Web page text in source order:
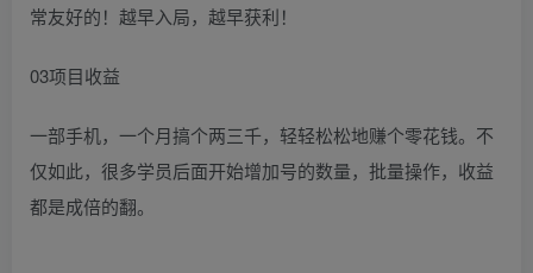
常友好的！越早入局，越早获利！
03项目收益
一部手机，一个月搞个两三千，轻轻松松地赚个零花钱。不
仅如此，很多学员后面开始增加号的数量，批量操作，收益
都是成倍的翻。